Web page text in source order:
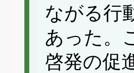
ながる行
あった。
啓発の促